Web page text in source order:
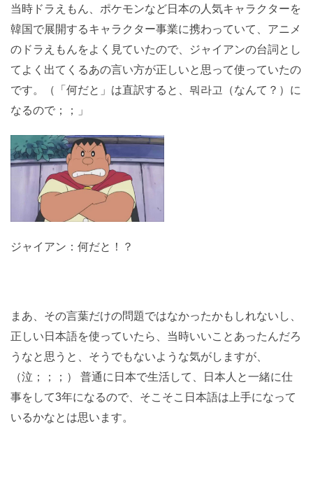
当時ドラえもん、ポケモンなど日本の人気キャラクターを
韓国で展開するキャラクター事業に携わっていて、アニメ
のドラえもんをよく見ていたので、ジャイアンの台詞とし
てよく出てくるあの言い方が正しいと思って使っていたの
です。（「何だと」は直訳すると、뭐라고（なんて？）に
なるので；；」
ジャイアン：何だと！？
まあ、その言葉だけの問題ではなかったかもしれないし、
正しい日本語を使っていたら、当時いいことあったんだろ
うなと思うと、そうでもないような気がしますが、
（泣；；；） 普通に日本で生活して、日本人と一緒に仕
事をして3年になるので、そこそこ日本語は上手になって
いるかなとは思います。